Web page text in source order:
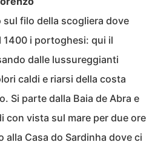
filo della scogliera dove
i portoghesi: qui il
dalle lussureggianti
caldi e riarsi della costa
Si parte dalla Baia de Abra e
con vista sul mare per due ore
alla Casa do Sardinha dove ci